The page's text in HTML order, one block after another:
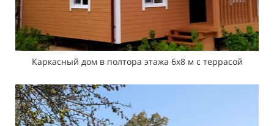
Каркасный дом в полтора этажа 6х8 м с террасой